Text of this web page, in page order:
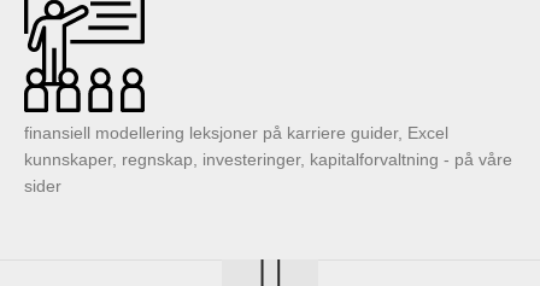
finansiell modellering leksjoner på karriere guider, Excel
kunnskaper, regnskap, investeringer, kapitalforvaltning - på våre
sider